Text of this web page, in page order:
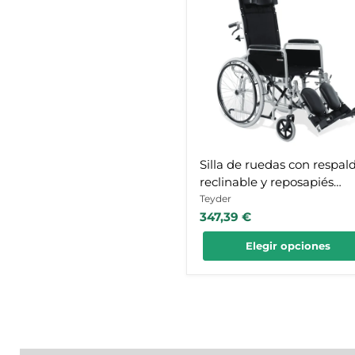
ruedas
respaldo
reclinable
reposapiés
elevables
con
tapizado
Silla de ruedas con
reclinable y reposapiés
elevables con tapizado de
Nylon
Teyder
347,39 €
Elegir opciones